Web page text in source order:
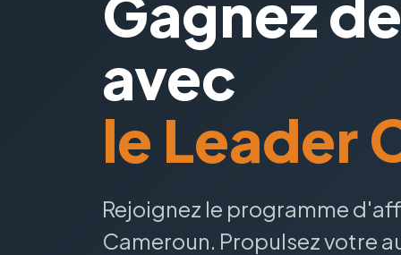
Gagnez
avec
le Leader
Rejoignez le programme
Cameroun. Propulsez votre